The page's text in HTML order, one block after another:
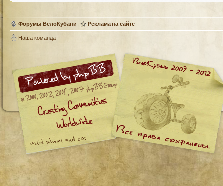
Форумы ВелоКубани Реклама на сайте
Наша команда